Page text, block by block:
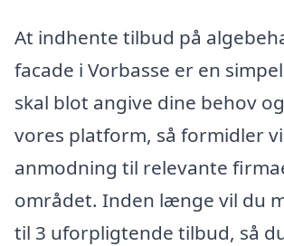
At indhente tilbud på
facade i Vorbasse er en
skal blot angive dine behov
vores platform, så formidler
anmodning til relevante
området. Inden længe vil du
til 3 uforpligtende tilbud, så